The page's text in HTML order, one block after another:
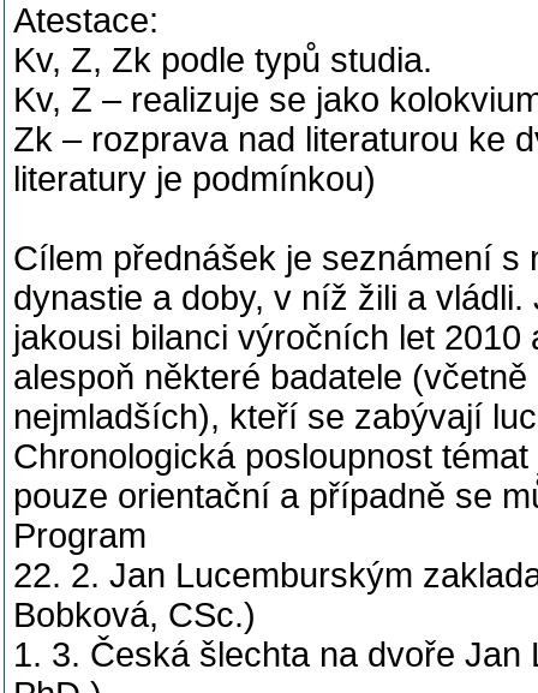
Atestace:
Kv, Z, Zk podle typů studia.
Kv, Z – realizuje se jako
Zk – rozprava nad literaturou ke
literatury je podmínkou)
Cílem přednášek je seznámení
dynastie a doby, v níž žili a vládli.
jakousi bilanci výročních let
alespoň některé badatele (včetně
nejmladších), kteří se zabývají
Chronologická posloupnost témat
pouze orientační a případně se
Program
22. 2. Jan Lucemburským
Bobková, CSc.)
1. 3. Česká šlechta na dvoře